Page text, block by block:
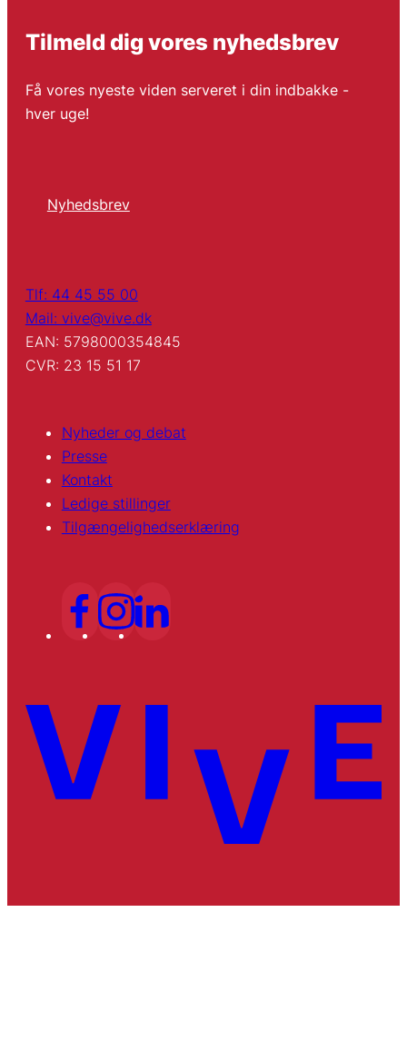
Tilmeld dig vores nyhedsbrev
Få vores nyeste viden serveret i din indbakke -
hver uge!
Nyhedsbrev
Tlf: 44 45 55 00
Mail: vive@vive.dk
EAN: 5798000354845
CVR: 23 15 51 17
Nyheder og debat
Presse
Kontakt
Ledige stillinger
Tilgængelighedserklæring